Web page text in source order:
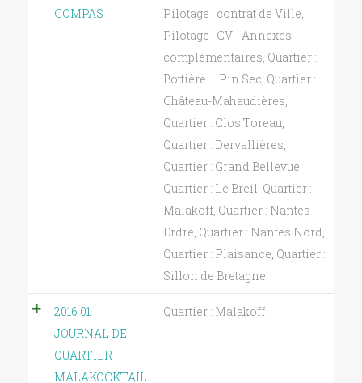
COMPAS
Pilotage : contrat de Ville,
Pilotage : CV - Annexes
complémentaires, Quartier :
Bottière – Pin Sec, Quartier :
Château-Mahaudières,
Quartier : Clos Toreau,
Quartier : Dervallières,
Quartier : Grand Bellevue,
Quartier : Le Breil, Quartier :
Malakoff, Quartier : Nantes
Erdre, Quartier : Nantes Nord,
Quartier : Plaisance, Quartier :
Sillon de Bretagne
2016 01
JOURNAL DE
QUARTIER
MALAKOCKTAIL
Quartier : Malakoff